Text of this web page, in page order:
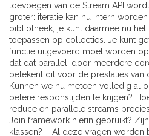
toevoegen van de Stream API
groter: iteratie kan nu intern
bibliotheek, je kunt daarmee nu het
toepassen op collecties. Je kunt
functie uitgevoerd moet worden
dat dat parallel, door meerdere
betekent dit voor de prestaties van
Kunnen we nu meteen volledig al
betere responstijden te krijgen?
reduce en parallele streams
Join framework hierin gebruikt?
klassen? – Al deze vragen worden